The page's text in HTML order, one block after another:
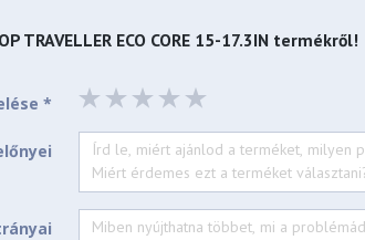
TRAVELLER ECO CORE 15-17.3IN termékről!
*